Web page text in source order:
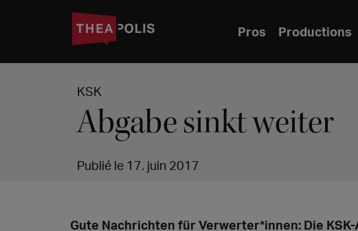
Pros Productions
KSK
Abgabe sinkt weiter
Publié le 17. juin 2017
Gute Nachrichten für Verwerter*innen: Die